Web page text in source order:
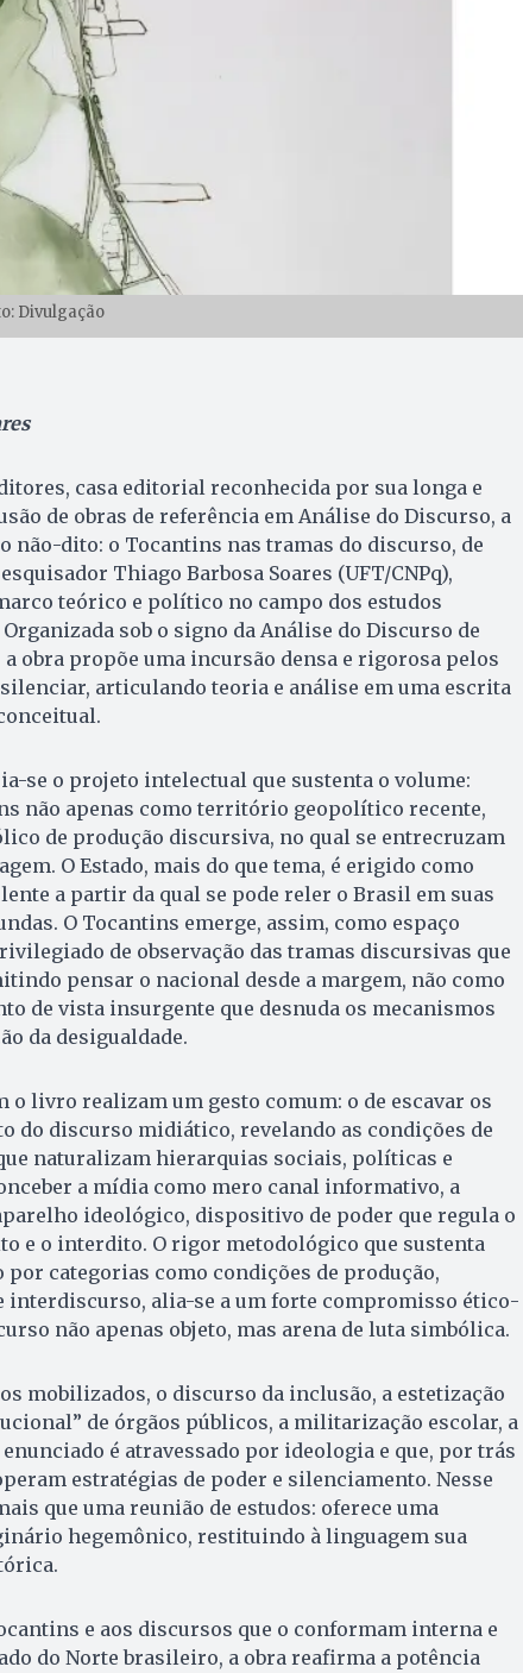
Divulgação
casa editorial reconhecida por sua longa e
de obras de referência em Análise do Discurso, a
não-dito: o Tocantins nas tramas do discurso, de
Thiago Barbosa Soares (UFT/CNPq),
teórico e político no campo dos estudos
sob o signo da Análise do Discurso de
obra propõe uma incursão densa e rigorosa pelos
articulando teoria e análise em uma escrita
se o projeto intelectual que sustenta o volume:
não apenas como território geopolítico recente,
de produção discursiva, no qual se entrecruzam
O Estado, mais do que tema, é erigido como
a partir da qual se pode reler o Brasil em suas
O Tocantins emerge, assim, como espaço
de observação das tramas discursivas que
pensar o nacional desde a margem, não como
de vista insurgente que desnuda os mecanismos
da desigualdade.
o livro realizam um gesto comum: o de escavar os
do discurso midiático, revelando as condições de
naturalizam hierarquias sociais, políticas e
a mídia como mero canal informativo, a
ideológico, dispositivo de poder que regula o
e o interdito. O rigor metodológico que sustenta
por categorias como condições de produção,
interdiscurso, alia-se a um forte compromisso ético-
não apenas objeto, mas arena de luta simbólica.
mobilizados, o discurso da inclusão, a estetização
de órgãos públicos, a militarização escolar, a
é atravessado por ideologia e que, por trás
estratégias de poder e silenciamento. Nesse
que uma reunião de estudos: oferece uma
hegemônico, restituindo à linguagem sua
e aos discursos que o conformam interna e
do Norte brasileiro, a obra reafirma a potência